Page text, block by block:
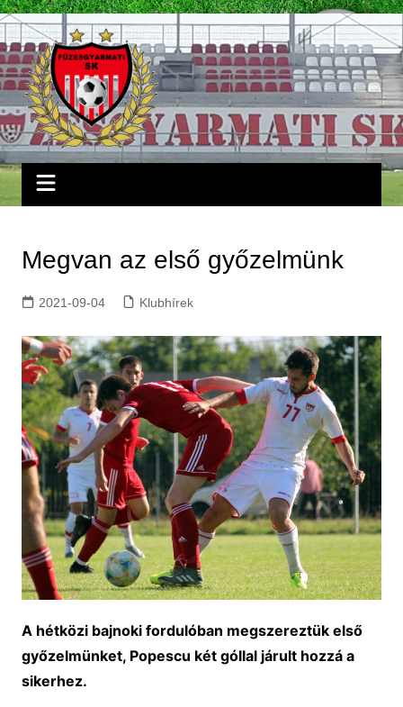
Skip
to
content
Megvan az első győzelmünk
2021-09-04 Klubhírek
A hétközi bajnoki fordulóban megszereztük első
győzelmünket, Popescu két góllal járult hozzá a
sikerhez.